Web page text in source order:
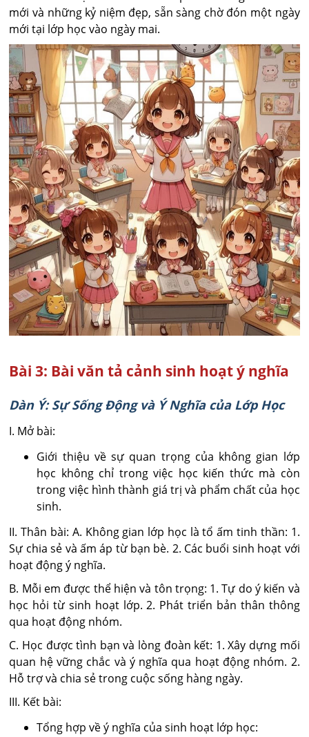
mới và những kỷ niệm đẹp, sẵn sàng chờ đón một ngày
mới tại lớp học vào ngày mai.
Bài 3: Bài văn tả cảnh sinh hoạt ý nghĩa
Dàn Ý: Sự Sống Động và Ý Nghĩa của Lớp Học
I. Mở bài:
Giới thiệu về sự quan trọng của không gian lớp
học không chỉ trong việc học kiến thức mà còn
trong việc hình thành giá trị và phẩm chất của học
sinh.
II. Thân bài: A. Không gian lớp học là tổ ấm tinh thần: 1.
Sự chia sẻ và ấm áp từ bạn bè. 2. Các buổi sinh hoạt với
hoạt động ý nghĩa.
B. Mỗi em được thể hiện và tôn trọng: 1. Tự do ý kiến và
học hỏi từ sinh hoạt lớp. 2. Phát triển bản thân thông
qua hoạt động nhóm.
C. Học được tình bạn và lòng đoàn kết: 1. Xây dựng mối
quan hệ vững chắc và ý nghĩa qua hoạt động nhóm. 2.
Hỗ trợ và chia sẻ trong cuộc sống hàng ngày.
III. Kết bài:
Tổng hợp về ý nghĩa của sinh hoạt lớp học: